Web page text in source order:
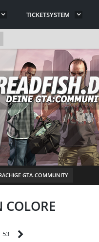
TICKETSYSTEM
GTA-COMMUNITY
COLORE
53